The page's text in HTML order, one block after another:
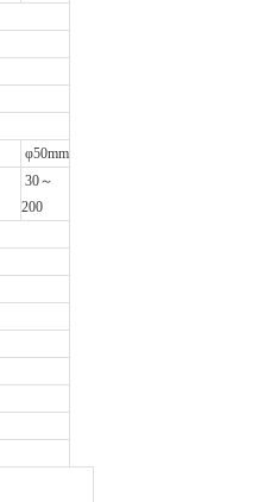
φ50mm
30～
200